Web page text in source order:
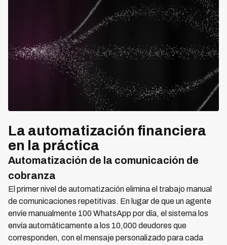
La automatización financiera
en la práctica
Automatización de la comunicación de
cobranza
El primer nivel de automatización elimina el trabajo manual
de comunicaciones repetitivas. En lugar de que un agente
envíe manualmente 100 WhatsApp por día, el sistema los
envía automáticamente a los 10,000 deudores que
corresponden, con el mensaje personalizado para cada